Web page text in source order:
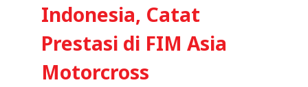
Indonesia, Catat
Prestasi di FIM Asia
Motorcross